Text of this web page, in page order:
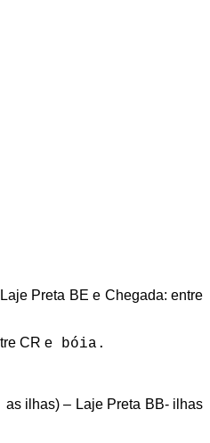
Preta BE e Chegada: entre
CR e bóia.
as ilhas) – Laje Preta BB- ilhas